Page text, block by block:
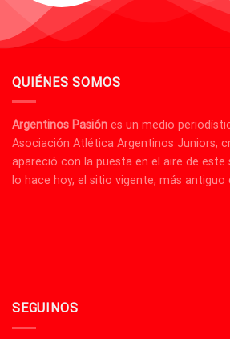
QUIÉNES SOMOS
Argentinos Pasión es un medio
Asociación Atlética Argentinos Juniors,
apareció con la puesta en el aire de
lo hace hoy, el sitio vigente, más antiguo
SEGUINOS